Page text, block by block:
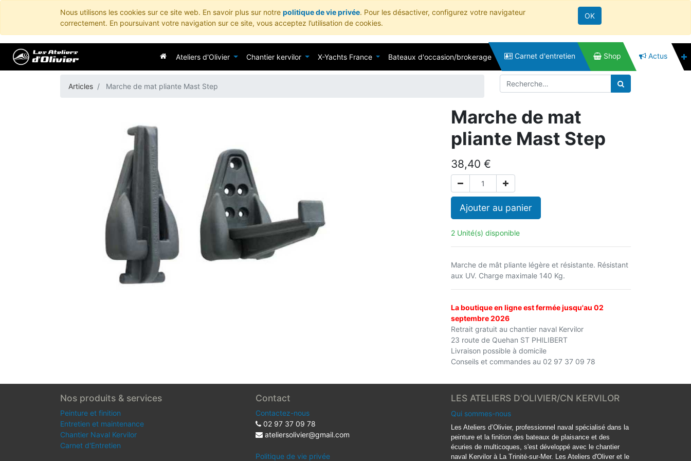
Nous utilisons les cookies sur ce site web. En savoir plus sur notre politique de vie privée. Pour les désactiver, configurez votre navigateur
correctement. En poursuivant votre navigation sur ce site, vous acceptez l’utilisation de cookies.
OK
Ateliers d'Olivier Chantier kervilor X-Yachts France Bateaux d'occasion/brokerage Carnet d'entretien Shop Actus
Articles Marche de mat pliante Mast Step
Marche de mat
pliante Mast Step
38,40 €
Ajouter au panier
2 Unité(s) disponible
Marche de mât pliante légère et résistante. Résistant
aux UV. Charge maximale 140 Kg.
La boutique en ligne est fermée jusqu'au 02
septembre 2026
Retrait gratuit au chantier naval Kervilor
23 route de Quehan ST PHILIBERT
Livraison possible à domicile
Conseils et commandes au 02 97 37 09 78
Nos produits & services
Peinture et finition
Entretien et maintenance
Chantier Naval Kervilor
Carnet d'Entretien
Contact
Contactez-nous
02 97 37 09 78
ateliersolivier@gmail.com
Politique de vie privée
LES ATELIERS D'OLIVIER/CN KERVILOR
Qui sommes-nous
Les Ateliers d’Olivier, professionnel naval spécialisé dans la
peinture et la finition des bateaux de plaisance et des
écuries de multicoques, s'est développé avec le chantier
naval Kervilor à La Trinité-sur-Mer. Les Ateliers d'Oliver et le